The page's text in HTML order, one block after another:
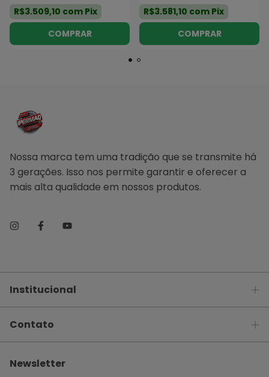
R$3.509,10 com Pix
COMPRAR
R$3.581,10 com Pix
COMPRAR
Nossa marca tem uma tradição que se transmite há
3 gerações. Isso nos permite garantir e oferecer a
mais alta qualidade em nossos produtos.
Institucional
Contato
Newsletter